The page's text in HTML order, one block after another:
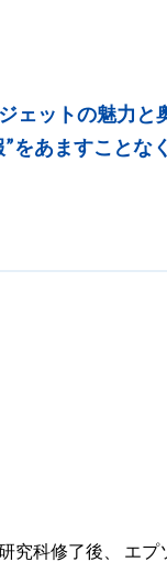
ェットの魅力と
をあますことな
究科修了後、 エ